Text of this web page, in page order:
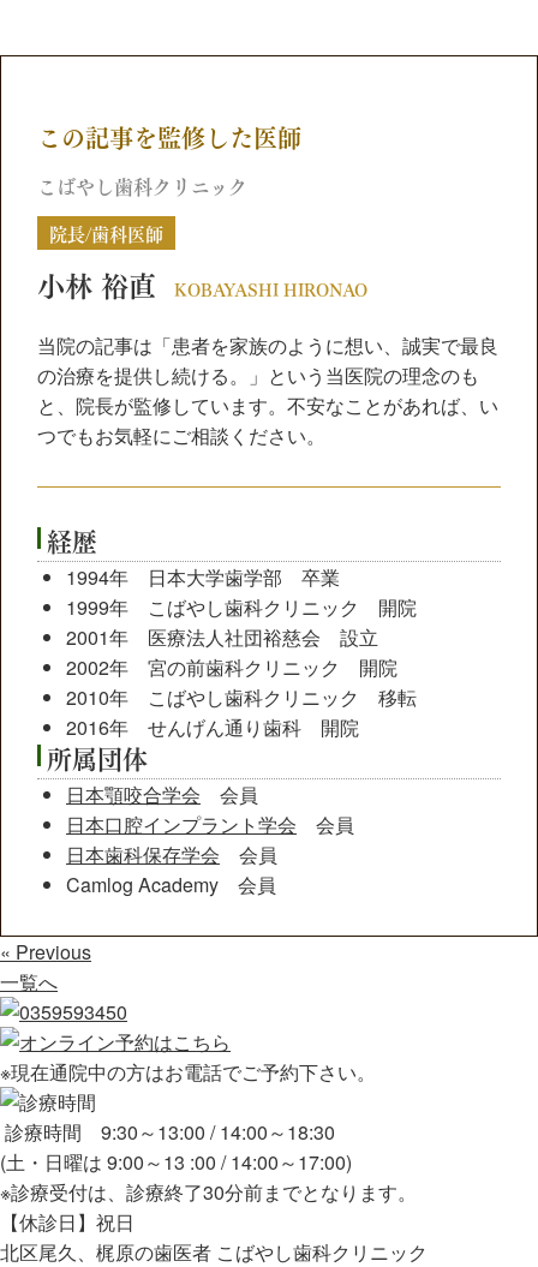
この記事を監修した医師
こばやし歯科クリニック
院長/歯科医師
小林 裕直 KOBAYASHI HIRONAO
当院の記事は「患者を家族のように想い、誠実で最良
の治療を提供し続ける。」という当医院の理念のも
と、院長が監修しています。不安なことがあれば、い
つでもお気軽にご相談ください。
経歴
1994年 日本大学歯学部 卒業
1999年 こばやし歯科クリニック 開院
2001年 医療法人社団裕慈会 設立
2002年 宮の前歯科クリニック 開院
2010年 こばやし歯科クリニック 移転
2016年 せんげん通り歯科 開院
所属団体
日本顎咬合学会 会員
日本口腔インプラント学会 会員
日本歯科保存学会 会員
Camlog Academy 会員
« Previous
一覧へ
※現在通院中の方はお電話でご予約下さい。
診療時間 9:30～13:00 / 14:00～18:30
(土・日曜は 9:00～13 :00 / 14:00～17:00)
※診療受付は、診療終了30分前までとなります。
【休診日】祝日
北区尾久、梶原の歯医者 こばやし歯科クリニック